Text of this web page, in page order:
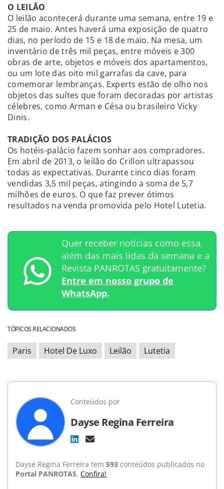
O LEILÃO
O leilão acontecerá durante uma semana, entre 19 e
25 de maio. Antes haverá uma exposição de quatro
dias, no período de 15 e 18 de maio. Na mesa, um
inventário de três mil peças, entre móveis e 300
obras de arte, objetos e móveis dos apartamentos,
ou um lote das oito mil garrafas da cave, para
comemorar lembranças. Experts estão de olho nos
objetos das suítes que foram decoradas por artistas
célebres, como Arman e Césa ou brasileiro Vicky
Dinis.
TRADIÇÃO DOS PALÁCIOS
Os hotéis-palácio fazem sonhar aos compradores.
Em abril de 2013, o leilão do Crillon ultrapassou
todas as expectativas. Durante cinco dias foram
vendidas 3,5 mil peças, atingindo a soma de 5,7
milhões de euros. O que faz prever ótimos
resultados na venda promovida pelo Hotel Lutetia.
Quer receber notícias como essa,
além das mais lidas da semana e a
Revista PANROTAS gratuitamente?
Entre em nosso grupo de
WhatsApp.
TÓPICOS RELACIONADOS
Paris Hotel De Luxo Leilão Lutetia
Conteúdos por
Dayse Regina Ferreira
Dayse Regina Ferreira tem 593 conteúdos publicados no
Portal PANROTAS. Confira!